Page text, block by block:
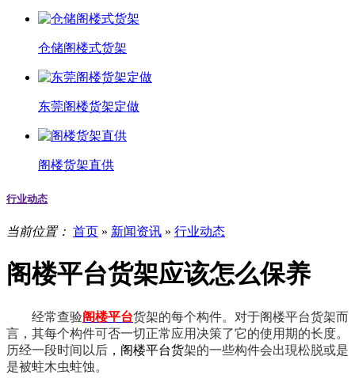
仓储阁楼式货架
东莞阁楼货架定做
阁楼货架直供
行业动态
当前位置： 首页 » 新闻资讯 » 行业动态
阁楼平台货架应该怎么保养
经常查验阁楼平台货架的每个构件。对于阁楼平台货架而
言，其每个构件可否一切正常应用决策了它的使用期的长度。
历经一段时间以后 ，阁楼平台货架的一些构件会出現松脱或是
是被蛀木虫蛀蚀。